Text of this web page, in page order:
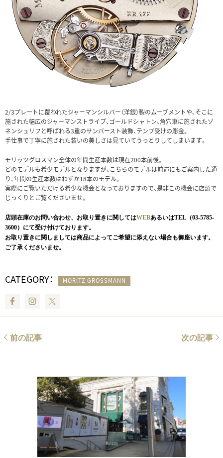
2/3プレートに覆われたジャーマンシルバー（洋銀）製のムーブメントや、そこに
施された幅広のジャーマンストライプ、ゴールドシャトン、角穴車に施されたゾ
ネンシュリフと呼ばれる3重のサンバースト装飾、テンプ受けの彫金。
手仕事で丁寧に施された装いの美しさは見ていてうっとりしてしまいます。
モリッツグロスマン全体の年間生産本数は現在200本前後。
どのモデルも希少モデルとなりますが、こちらのモデルは前述にもご案内した通
り、年間の生産本数はわずか18本のモデル。
実際にご覧いただける希少な機会となっておりますので、是非この機会に店頭で
じっくりとご覧くださいませ。
店頭在庫のお問い合わせ、お取り置きに関してはWEBあるいはTEL（03-5785-
3600）にて受け付けております。
お取り置きに関しましては商品によってご希望に添えない場合も御座います。
ご了承くださいませ。
CATEGORY： MORITZ GROSSMANN
FacebookInstagram
前の記事 次の記事